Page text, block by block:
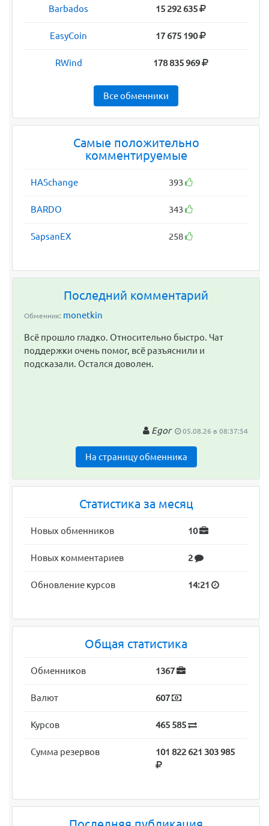
Barbados 15 292 635
EasyCoin 17 675 190
RWind 178 835 969
Все обменники
Самые положительно
комментируемые
HASchange 393
BARDO 343
SapsanEX 258
Последний комментарий
Обменник: monetkin
Всё прошло гладко. Относительно быстро. Чат
поддержки очень помог, всё разъяснили и
подсказали. Остался доволен.
Egor 05.08.26 в 08:37:54
На страницу обменника
Статистика за месяц
Новых обменников 10
Новых комментариев 2
Обновление курсов 14:21
Общая статистика
Обменников 1367
Валют 607
Курсов 465 585
Сумма резервов 101 822 621 303 985